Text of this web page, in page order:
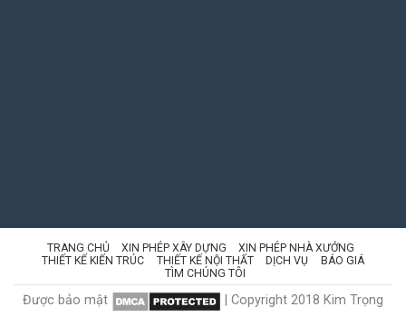
TRANG CHỦ XIN PHÉP XÂY DỰNG
XIN PHÉP NHÀ XƯỞNG
THIẾT KẾ KIẾN TRÚC
THIẾT KẾ NỘI THẤT DỊCH VỤ
BÁO GIÁ
TÌM CHÚNG TÔI
Được bảo mật
| Copyright 2018 Kim Trọng